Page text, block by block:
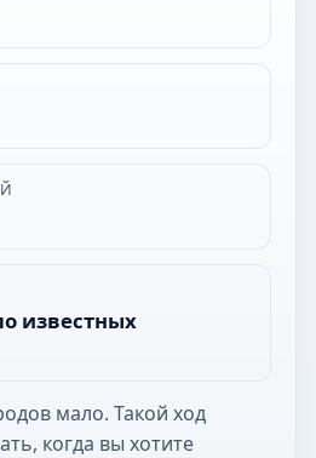
известных
мало. Такой ход
когда вы хотите